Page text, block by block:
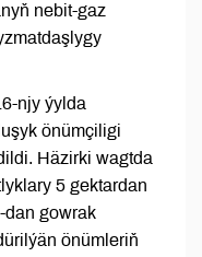
nebit-gaz
njy ýylda
önümçiligi
Häzirki wagtda
5 gektardan
dan gowrak
önümleriň